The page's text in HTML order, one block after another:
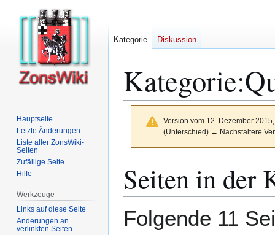
Kategorie:
Version vom 12. Dezember
(Unterschied) ← Nächstältere
Navigation
springen
Suche
springen
Seiten in der
Folgende 11
Kategorie Diskussion
Hauptseite
Letzte Änderungen
Liste aller ZonsWiki-
Seiten
Zufällige Seite
Hilfe
Werkzeuge
Links auf diese Seite
Änderungen an
verlinkten Seiten